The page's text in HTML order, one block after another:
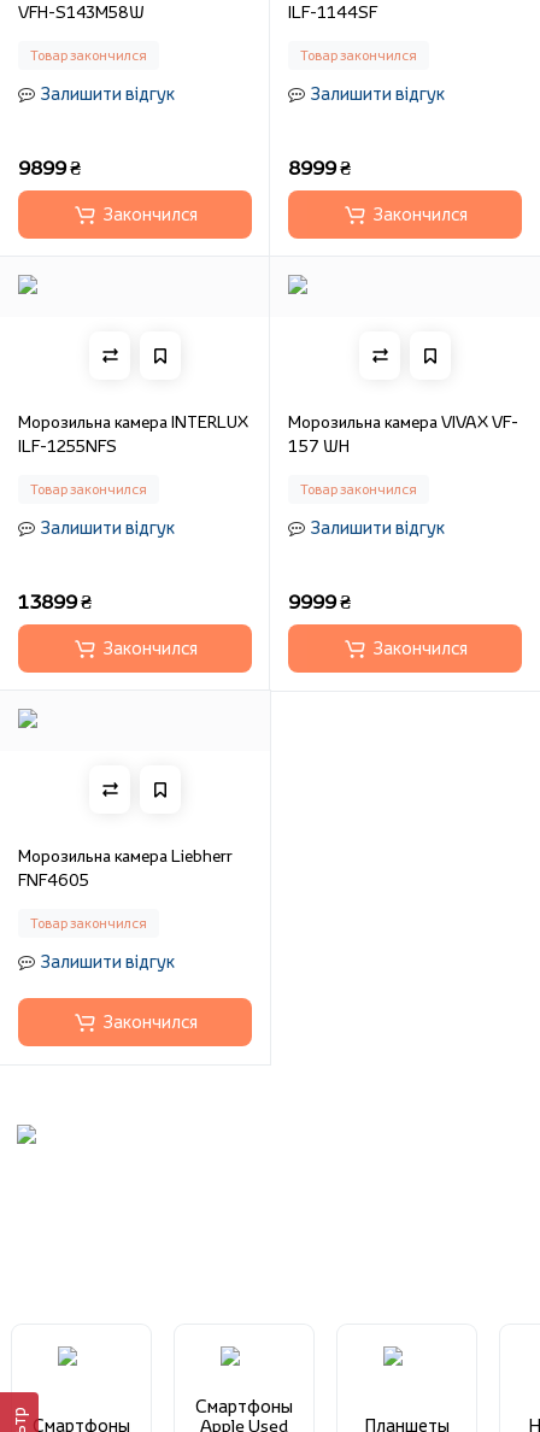
VFH-S143M58W
Товар закончился
Залишити відгук
9899 ₴
Закончился
ILF-1144SF
Товар закончился
Залишити відгук
8999 ₴
Закончился
Морозильна камера INTERLUX
ILF-1255NFS
Товар закончился
Залишити відгук
13899 ₴
Закончился
Морозильна камера VIVAX VF-
157 WH
Товар закончился
Залишити відгук
9999 ₴
Закончился
Морозильна камера Liebherr
FNF4605
Товар закончился
Залишити відгук
Закончился
Смартфоны
Смартфоны
Apple Used
Планшеты